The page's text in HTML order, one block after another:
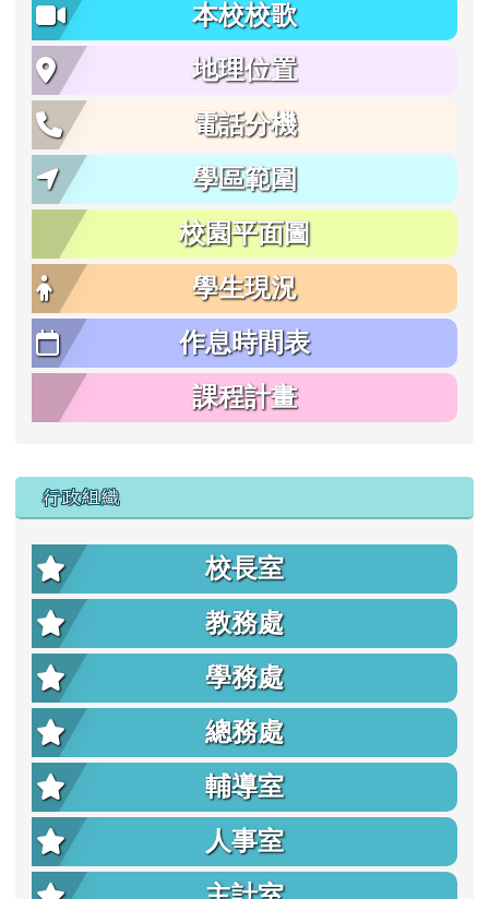
本校校歌
地理位置
電話分機
學區範圍
校園平面圖
學生現況
作息時間表
課程計畫
行政組織
校長室
教務處
學務處
總務處
輔導室
人事室